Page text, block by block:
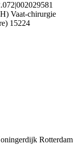
Vaat-chirurgie
15224
Rotterdam